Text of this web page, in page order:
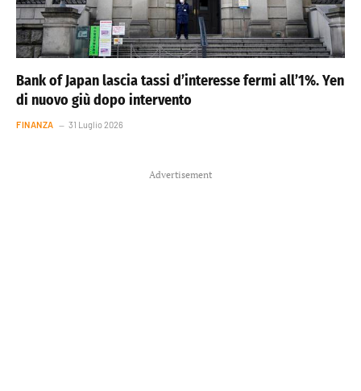
Bank of Japan lascia tassi d’interesse fermi all’1%. Yen
di nuovo giù dopo intervento
FINANZA 31 Luglio 2026
Advertisement